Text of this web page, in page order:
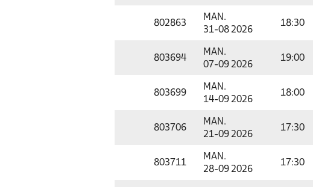
802863
MAN.
31-08 2026
18:30
803694
MAN.
07-09 2026
19:00
803699
MAN.
14-09 2026
18:00
803706
MAN.
21-09 2026
17:30
803711
MAN.
28-09 2026
17:30